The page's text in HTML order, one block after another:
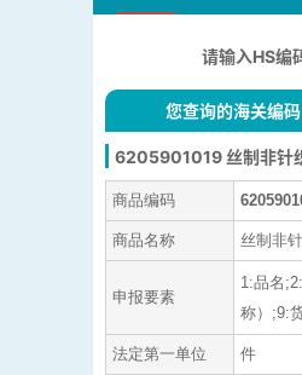
请输入HS编
您查询的海关编
6205901019 丝制非针
商品编码
商品名称 丝制非
申报要素
1:品名
称）;9:
法定第一单位 件